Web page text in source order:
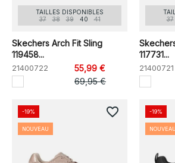
TAILLES DISPONIBLES
37
38 39 40 41
Skechers Arch Fit Sling
119458...
21400722
55,99 €
69,95 €
37
117731...
21400721
-19%
NOUVEAU
favorite_border -19%
NOUVEAU